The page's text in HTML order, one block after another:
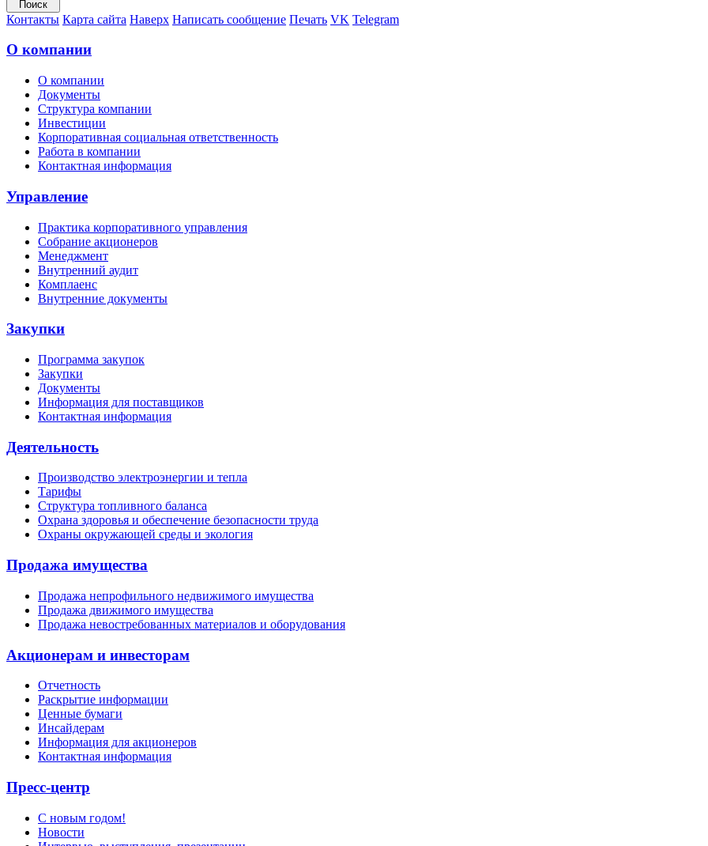
Контакты Карта сайта Наверх Написать сообщение Печать VK Telegram
О компании
О компании
Документы
Структура компании
Инвестиции
Корпоративная социальная ответственность
Работа в компании
Контактная информация
Управление
Практика корпоративного управления
Собрание акционеров
Менеджмент
Внутренний аудит
Комплаенс
Внутренние документы
Закупки
Программа закупок
Закупки
Документы
Информация для поставщиков
Контактная информация
Деятельность
Производство электроэнергии и тепла
Тарифы
Структура топливного баланса
Охрана здоровья и обеспечение безопасности труда
Охраны окружающей среды и экология
Продажа имущества
Продажа непрофильного недвижимого имущества
Продажа движимого имущества
Продажа невостребованных материалов и оборудования
Акционерам и инвесторам
Отчетность
Раскрытие информации
Ценные бумаги
Инсайдерам
Информация для акционеров
Контактная информация
Пресс-центр
С новым годом!
Новости